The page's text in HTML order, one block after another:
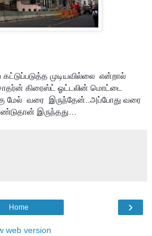
முடியவில்லை  என்றால்
கிரைஸ்ட் ஓட்டலின் மொட்டை
மேல்  வரை  இருந்தேன்..அப்போது வரை
›
Home
web version